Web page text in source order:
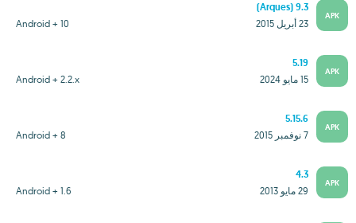
APK
9.3 (Arques)
Android + 10 23 أبريل 2015
APK
5.19
Android + 2.2.x 15 مايو 2024
APK
5.15.6
Android + 8 7 نوفمبر 2015
APK
4.3
Android + 1.6 29 مايو 2013